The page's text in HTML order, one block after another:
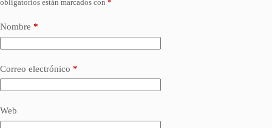
obligatorios están marcados con *
Nombre *
Correo electrónico *
Web